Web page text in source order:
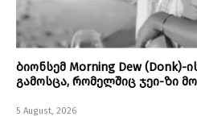
ბიონსემ Morning Dew (Donk)-
გამოსცა, რომელშიც ჯეი-ზი
5 August, 2026